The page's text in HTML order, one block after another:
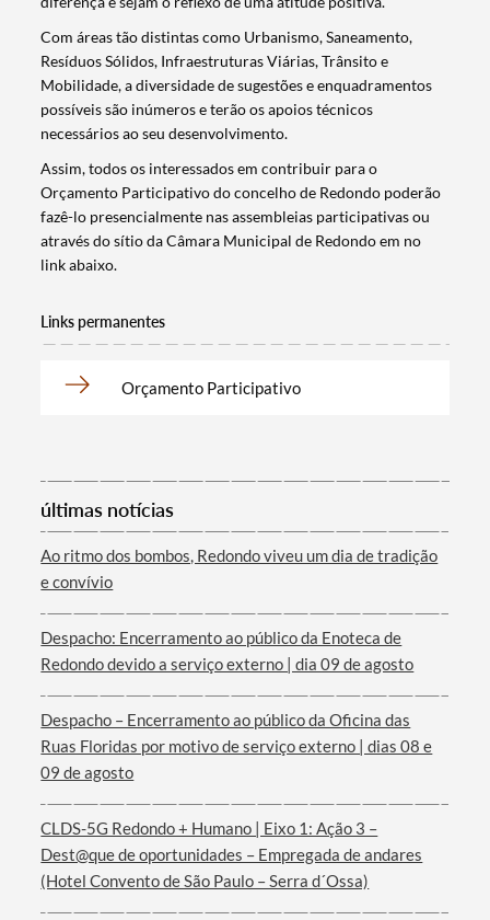
Termo de Pesquisa
Filtros
Com áreas tão distintas como Urbanismo, Saneamento,
Resíduos Sólidos, Infraestruturas Viárias, Trânsito e
Mobilidade, a diversidade de sugestões e enquadramentos
possíveis são inúmeros e terão os apoios técnicos
necessários ao seu desenvolvimento.
Assim, todos os interessados em contribuir para o
Orçamento Participativo do concelho de Redondo poderão
fazê-lo presencialmente nas assembleias participativas ou
através do sítio da Câmara Municipal de Redondo em no
link abaixo.
Links permanentes
Orçamento Participativo
últimas notícias
Ao ritmo dos bombos, Redondo viveu um dia de tradição
e convívio
Despacho: Encerramento ao público da Enoteca de
Redondo devido a serviço externo | dia 09 de agosto
Despacho – Encerramento ao público da Oficina das
Ruas Floridas por motivo de serviço externo | dias 08 e
09 de agosto
CLDS-5G Redondo + Humano | Eixo 1: Ação 3 –
Dest@que de oportunidades – Empregada de andares
(Hotel Convento de São Paulo – Serra d´Ossa)